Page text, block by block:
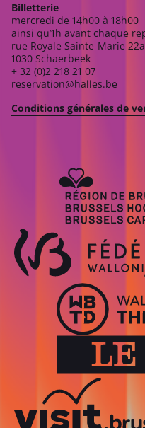
Billetterie
mercredi de 14h00 à 18h00
ainsi qu’1h avant chaque
rue Royale Sainte-Marie 22a
1030 Schaerbeek
+ 32 (0)2 218 21 07
reservation@halles.be
Conditions générales de